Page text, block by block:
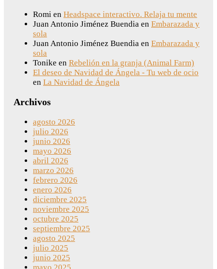
Romi en Headspace interactivo. Relaja tu mente
Juan Antonio Jiménez Buendia en Embarazada y
sola
Juan Antonio Jiménez Buendia en Embarazada y
sola
Tonike en Rebelión en la granja (Animal Farm)
El deseo de Navidad de Ángela - Tu web de ocio
en La Navidad de Ángela
Archivos
agosto 2026
julio 2026
junio 2026
mayo 2026
abril 2026
marzo 2026
febrero 2026
enero 2026
diciembre 2025
noviembre 2025
octubre 2025
septiembre 2025
agosto 2025
julio 2025
junio 2025